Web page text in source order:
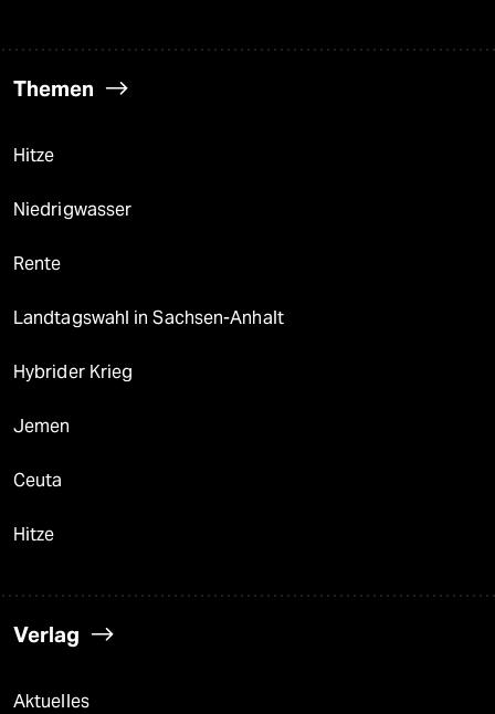
Themen
Hitze
Niedrigwasser
Rente
Landtagswahl in Sachsen-Anhalt
Hybrider Krieg
Jemen
Ceuta
Hitze
Verlag
Aktuelles